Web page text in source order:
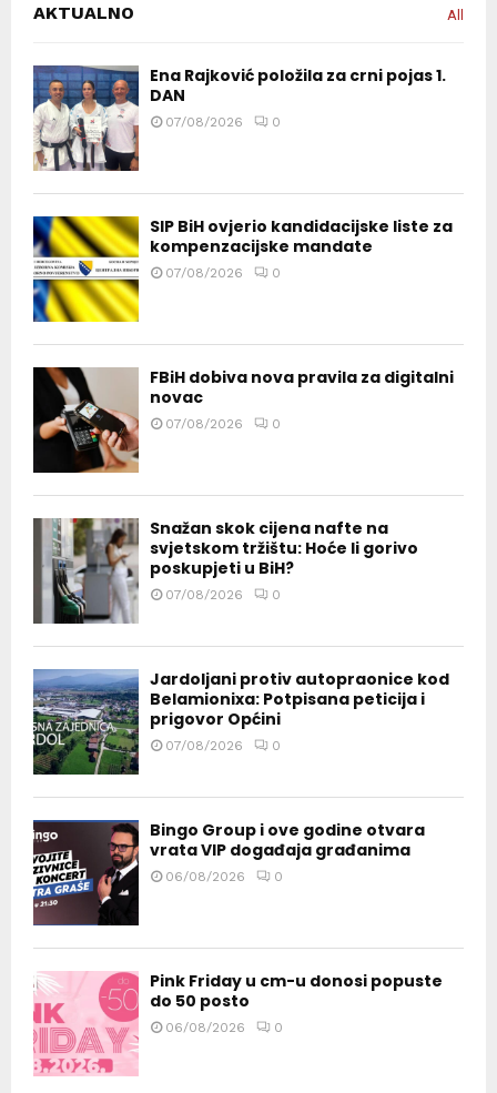
AKTUALNO All
Ena Rajković položila za crni pojas 1.
DAN
07/08/2026 0
SIP BiH ovjerio kandidacijske liste za
kompenzacijske mandate
07/08/2026 0
FBiH dobiva nova pravila za digitalni
novac
07/08/2026 0
Snažan skok cijena nafte na
svjetskom tržištu: Hoće li gorivo
poskupjeti u BiH?
07/08/2026 0
Jardoljani protiv autopraonice kod
Belamionixa: Potpisana peticija i
prigovor Općini
07/08/2026 0
Bingo Group i ove godine otvara
vrata VIP događaja građanima
06/08/2026 0
Pink Friday u cm-u donosi popuste
do 50 posto
06/08/2026 0